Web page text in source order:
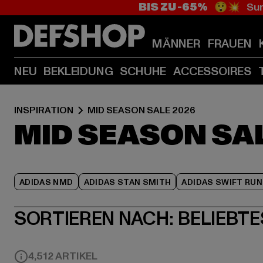
BIS ZU -65% 😲💥
MÄNNER FRAUEN
NEU BEKLEIDUNG SCHUHE ACCESSOIRES
INSPIRATION MID SEASON SALE 2026
MID SEASON
ADIDAS NMD ADIDAS STAN SMITH ADIDAS SWIFT RUN
SORTIEREN NACH:
4,512 ARTIKEL